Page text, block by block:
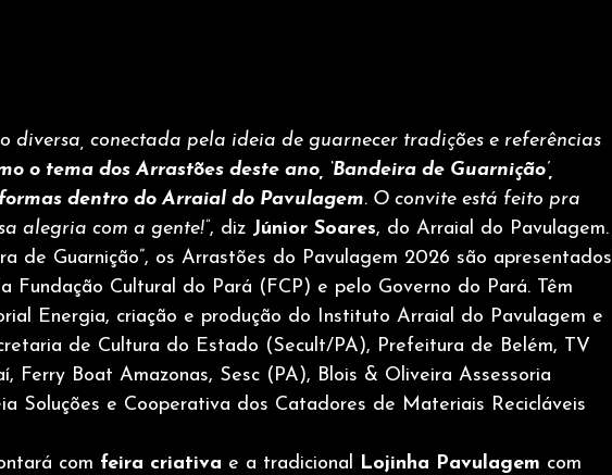
diversa, conectada pela ideia de guarnecer tradições e referências
o tema dos Arrastões deste ano, ‘Bandeira de Guarnição’,
dentro do Arraial do Pavulagem. O convite está feito pra
alegria com a gente!”, diz Júnior Soares, do Arraial do Pavulagem.
de Guarnição”, os Arrastões do Pavulagem 2026 são apresentados
Fundação Cultural do Pará (FCP) e pelo Governo do Pará. Têm
Energia, criação e produção do Instituto Arraial do Pavulagem e
de Cultura do Estado (Secult/PA), Prefeitura de Belém, TV
Ferry Boat Amazonas, Sesc (PA), Blois & Oliveira Assessoria
Soluções e Cooperativa dos Catadores de Materiais Recicláveis
com feira criativa e a tradicional Lojinha Pavulagem com